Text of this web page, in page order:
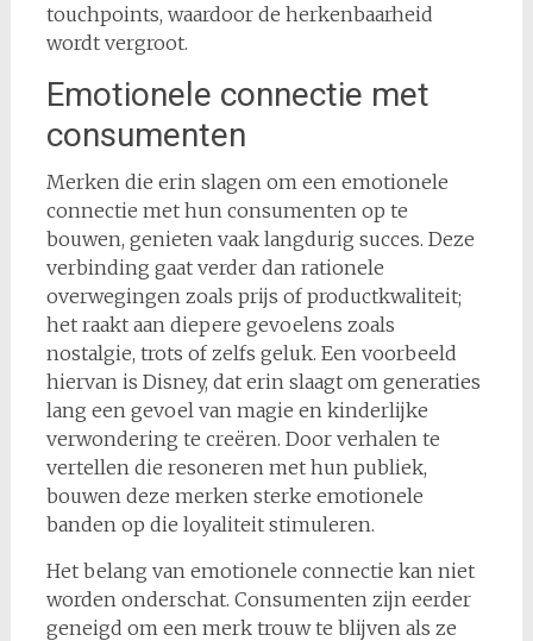
touchpoints, waardoor de herkenbaarheid
wordt vergroot.
Emotionele connectie met
consumenten
Merken die erin slagen om een emotionele
connectie met hun consumenten op te
bouwen, genieten vaak langdurig succes. Deze
verbinding gaat verder dan rationele
overwegingen zoals prijs of productkwaliteit;
het raakt aan diepere gevoelens zoals
nostalgie, trots of zelfs geluk. Een voorbeeld
hiervan is Disney, dat erin slaagt om generaties
lang een gevoel van magie en kinderlijke
verwondering te creëren. Door verhalen te
vertellen die resoneren met hun publiek,
bouwen deze merken sterke emotionele
banden op die loyaliteit stimuleren.
Het belang van emotionele connectie kan niet
worden onderschat. Consumenten zijn eerder
geneigd om een merk trouw te blijven als ze